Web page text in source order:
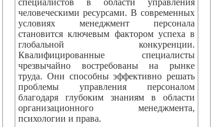
специалистов в области управления
человеческими ресурсами. В современных
условиях менеджмент персонала
становится ключевым фактором успеха в
глобальной конкуренции.
Квалифицированные специалисты
чрезвычайно востребованы на рынке
труда. Они способны эффективно решать
проблемы управления персоналом
благодаря глубоким знаниям в области
организационного менеджмента,
психологии и права.